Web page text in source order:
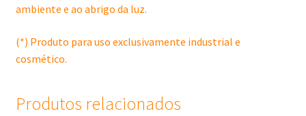
ambiente e ao abrigo da luz.
(*) Produto para uso exclusivamente industrial e
cosmético.
Produtos relacionados